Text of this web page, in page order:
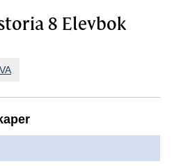
8 Elevbok